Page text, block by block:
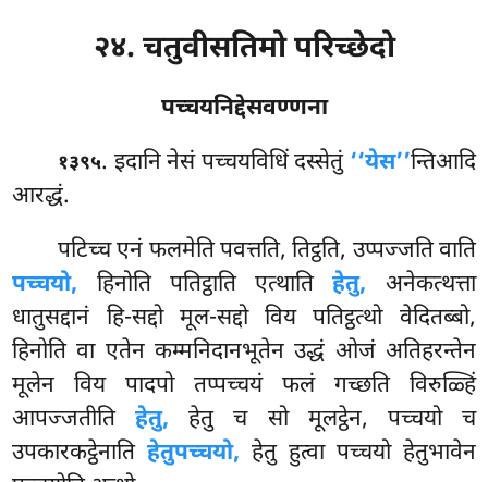
२४. चतुवीसतिमो परिच्छेदो
पच्चयनिद्देसवण्णना
१३९५. इदानि नेसं पच्चयविधिं दस्सेतुं ‘‘येस’’न्तिआदि
आरद्धं.
पटिच्चएनं फलमेति पवत्तति, तिट्ठति, उप्पज्जति वाति
पच्चयो, हिनोति पतिट्ठाति एत्थातिहेतु, अनेकत्थत्ता
धातुसद्दानं हि-सद्दो मूल-सद्दो विय पतिट्ठत्थो वेदितब्बो,
हिनोति वा एतेन कम्मनिदानभूतेन उद्धं ओजं अतिहरन्तेन
मूलेन विय पादपो तप्पच्चयं फलं गच्छति विरुळ्हिं
आपज्जतीतिहेतु, हेतु च सो मूलट्ठेन, पच्चयो च
उपकारकट्ठेनातिहेतुपच्चयो, हेतु हुत्वा पच्चयो हेतुभावेन